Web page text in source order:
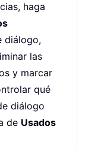
haga
diálogo,
las
y marcar
qué
diálogo
de Usados